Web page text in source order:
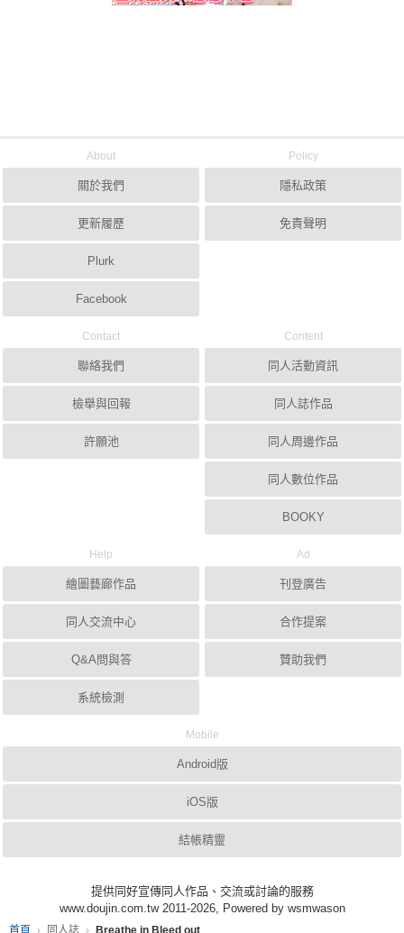
首頁 同人誌 Breathe in Bleed out
About
關於我們
更新履歷
Plurk
Facebook
Policy
隱私政策
免責聲明
Contact
聯絡我們
檢舉與回報
許願池
Content
同人活動資訊
同人誌作品
同人周邊作品
同人數位作品
BOOKY
Help
繪圖藝廊作品
同人交流中心
Q&A問與答
系統檢測
Ad
刊登廣告
合作提案
贊助我們
Mobile
Android版
iOS版
結帳精靈
提供同好宣傳同人作品、交流或討論的服務
www.doujin.com.tw 2011-2026, Powered by wsmwason